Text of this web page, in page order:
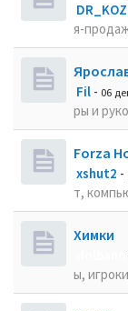
я-
Fil - 06
ры и
Forza
xshut2 -
т,
Химки
ы,